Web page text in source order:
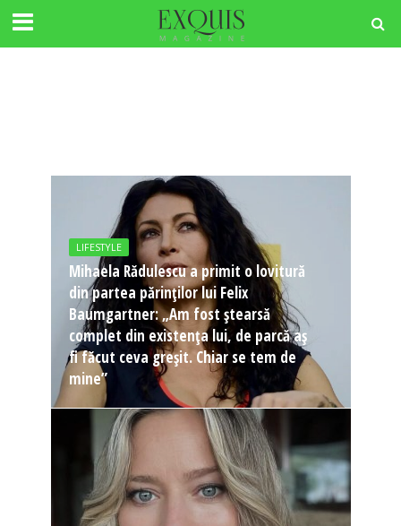
LIFESTYLE
Mihaela Rădulescu a primit o lovitură
din partea părinților lui Felix
Baumgartner: „Am fost ștearsă
complet din existența lui, de parcă aș
fi făcut ceva greșit. Chiar se tem de
mine”